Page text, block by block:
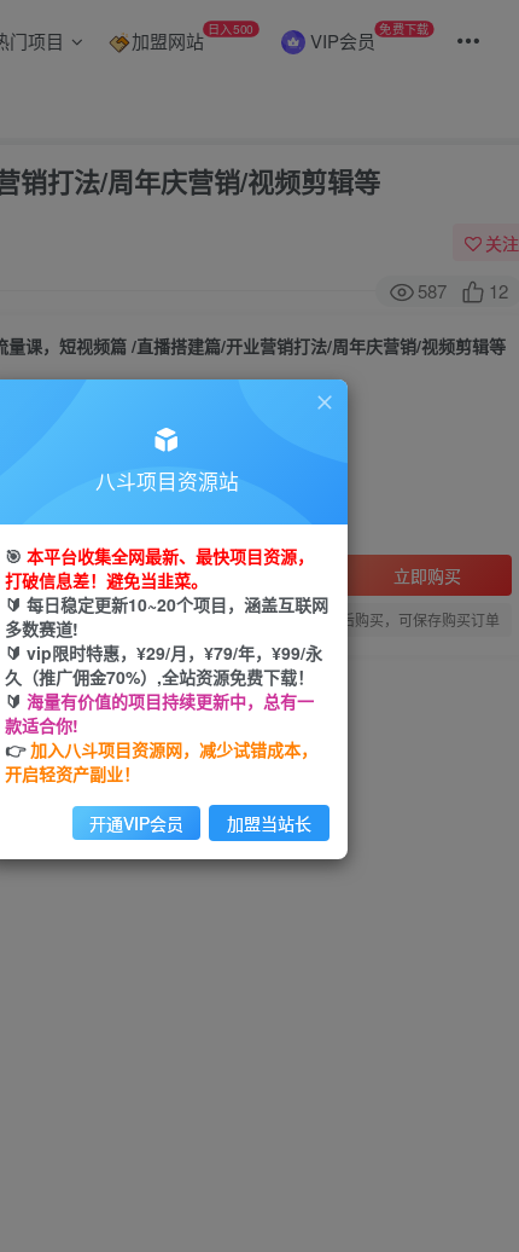
门项目 加盟网站 日入500 VIP会员 免费下载
销打法/周年庆营销/视频剪辑等
关注
587 12
量课，短视频篇 /直播搭建篇/开业营销打法/周年庆营销/视频剪辑等
，请付费后查看
立即购买
您当前未登录！建议登陆后购买，可保存购买订单
/视频剪辑等
八斗项目资源站
🎯 本平台收集全网最新、最快项目资源，
打破信息差！避免当韭菜。
🔰 每日稳定更新10~20个项目，涵盖互联网
多数赛道!
🔰 vip限时特惠，¥29/月，¥79/年，¥99/永
久（推广佣金70%）,全站资源免费下载！
🔰 海量有价值的项目持续更新中，总有一
款适合你!
👉加入八斗项目资源网，减少试错成本，
开启轻资产副业！
开通VIP会员 加盟当站长